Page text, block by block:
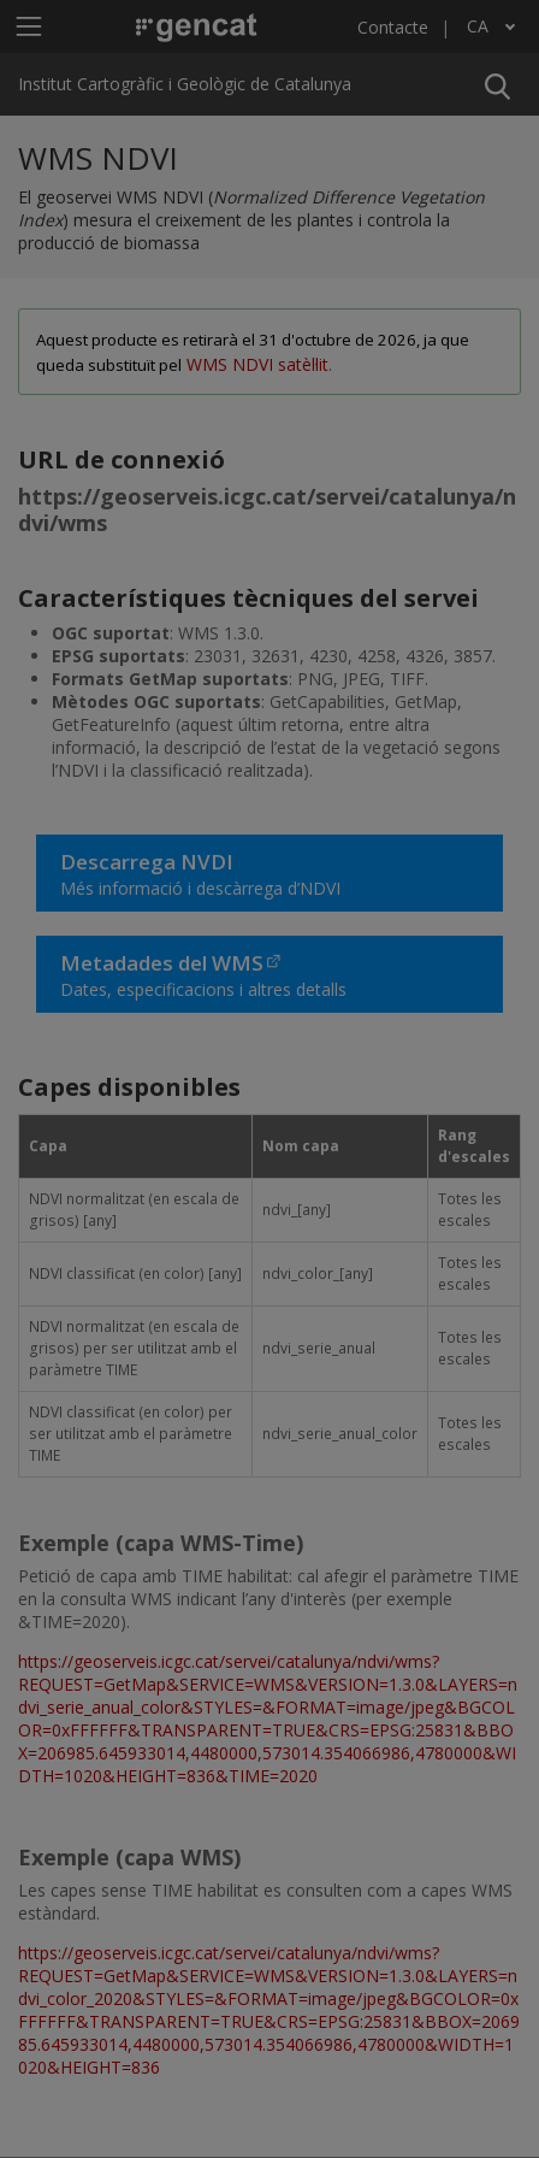
Menú principal ICGC Contacte CA
Llista les accions addicionals
Institut Cartogràfic i Geològic de Catalunya
WMS NDVI
El geoservei WMS NDVI (Normalized Difference Vegetation
Index) mesura el creixement de les plantes i controla la
producció de biomassa
Aquest producte es retirarà el 31 d'octubre de 2026, ja que
queda substituït pel WMS NDVI satèl·lit.
URL de connexió
https://geoserveis.icgc.cat/servei/catalunya/n
dvi/wms
Característiques tècniques del servei
OGC suportat: WMS 1.3.0.
EPSG suportats: 23031, 32631, 4230, 4258, 4326, 3857.
Formats GetMap suportats: PNG, JPEG, TIFF.
Mètodes OGC suportats: GetCapabilities, GetMap,
GetFeatureInfo (aquest últim retorna, entre altra
informació, la descripció de l’estat de la vegetació segons
l’NDVI i la classificació realitzada).
Descarrega NVDI
Més informació i descàrrega d’NDVI
Metadades del WMS
Dates, especificacions i altres detalls
Capes disponibles
Capa Nom capa
Rang
d'escales
NDVI normalitzat (en escala de
grisos) [any]
ndvi_[any]
Totes les
escales
NDVI classificat (en color) [any] ndvi_color_[any]
Totes les
escales
NDVI normalitzat (en escala de
grisos) per ser utilitzat amb el
paràmetre TIME
ndvi_serie_anual
Totes les
escales
NDVI classificat (en color) per
ser utilitzat amb el paràmetre
TIME
ndvi_serie_anual_color
Totes les
escales
Exemple (capa WMS-Time)
Petició de capa amb TIME habilitat: cal afegir el paràmetre TIME
en la consulta WMS indicant l’any d'interès (per exemple
&TIME=2020).
https://geoserveis.icgc.cat/servei/catalunya/ndvi/wms?
REQUEST=GetMap&SERVICE=WMS&VERSION=1.3.0&LAYERS=n
dvi_serie_anual_color&STYLES=&FORMAT=image/jpeg&BGCOL
OR=0xFFFFFF&TRANSPARENT=TRUE&CRS=EPSG:25831&BBO
X=206985.645933014,4480000,573014.354066986,4780000&WI
DTH=1020&HEIGHT=836&TIME=2020
Exemple (capa WMS)
Les capes sense TIME habilitat es consulten com a capes WMS
estàndard.
https://geoserveis.icgc.cat/servei/catalunya/ndvi/wms?
REQUEST=GetMap&SERVICE=WMS&VERSION=1.3.0&LAYERS=n
dvi_color_2020&STYLES=&FORMAT=image/jpeg&BGCOLOR=0x
FFFFFF&TRANSPARENT=TRUE&CRS=EPSG:25831&BBOX=2069
85.645933014,4480000,573014.354066986,4780000&WIDTH=1
020&HEIGHT=836